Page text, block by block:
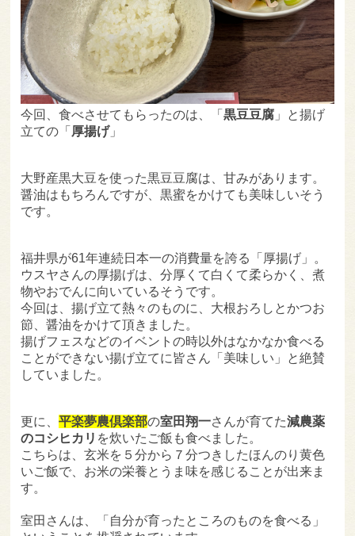
今回、食べさせてもらったのは、「黒豆豆腐 」と揚げ
立ての「 厚揚げ」
大野産黒大豆を使った黒豆豆腐は、甘みがあります。
醤油はもちろんですが、黒蜜をかけても美味しいそう
です。
福井県が61年連続日本一の消費量を誇る「厚揚げ」。
ウスヤさんの厚揚げは、分厚くて白くて柔らかく、煮
物やおでんに向いているそうです。
今回は、揚げ立て熱々のものに、大根おろしとかつお
節、醤油をかけて頂きました。
揚げフェスなどのイベントの時以外はなかなか食べる
ことができない揚げ立てに皆さん「美味しい」と絶賛
していました。
更に、平楽夢農倶楽部の室田翔一さんが育てた減農薬
のコシヒカリ を炊いたご飯も食べました。
こちらは、玄米を５分から７分つきしたほんのり黄色
いご飯で、お米の栄養とうま味を感じることが出来ま
す。
室田さんは、「自分が育ったところのものを食べる」